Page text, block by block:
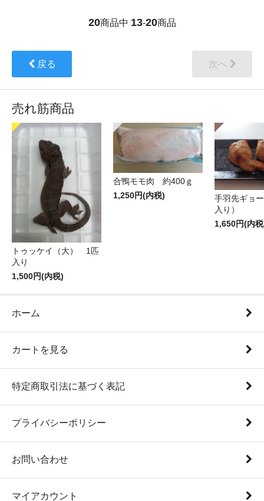
20商品中 13-20商品
戻る 次へ
売れ筋商品
トゥッケイ（大） 1匹
入り
1,500円(内税)
合鴨モモ肉 約400ｇ
1,250円(内税)
手羽先ギョ
入り）
1,650円(内
ホーム
カートを見る
特定商取引法に基づく表記
プライバシーポリシー
お問い合わせ
マイアカウント